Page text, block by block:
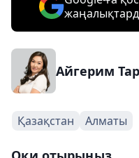
Айгерим
Қазақстан Алматы